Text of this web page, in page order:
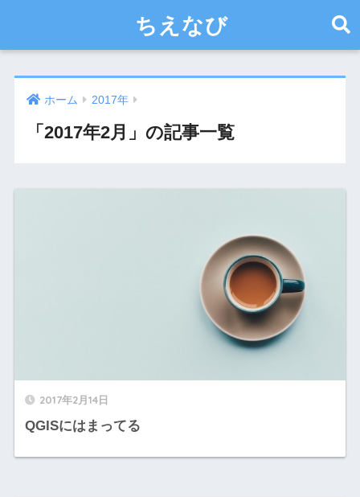
ちえなび
ホーム 2017年
「2017年2月」の記事一覧
2017年2月14日
QGISにはまってる